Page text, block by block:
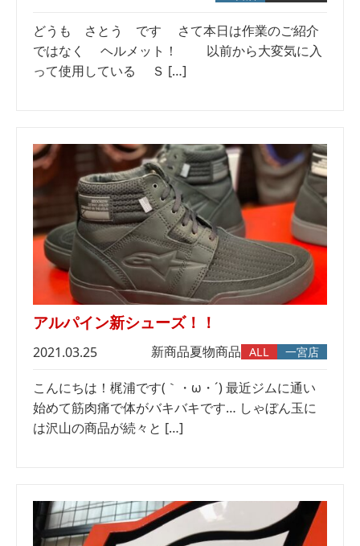
どうも さとう です さて本日は作業のご紹介
ではなく ヘルメット！ 以前から大変気に入
って使用している Ｓ […]
アルパイン新シューズ！！
2021.03.25 新商品夏物商品 ALL 一宮店
こんにちは！梶浦です(｀・ω・´) 最近ジムに通い
始めて筋肉痛で体がバキバキです… しゃぼん玉に
は沢山の商品が続々と […]